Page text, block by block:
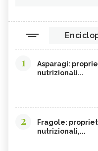
1
Asparagi:
nutrizionali...
2
Fragole:
nutrizionali,...